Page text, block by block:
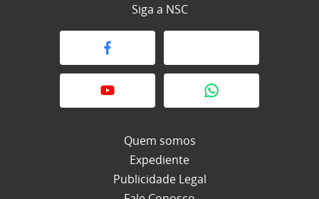
Siga a NSC
Quem somos
Expediente
Publicidade Legal